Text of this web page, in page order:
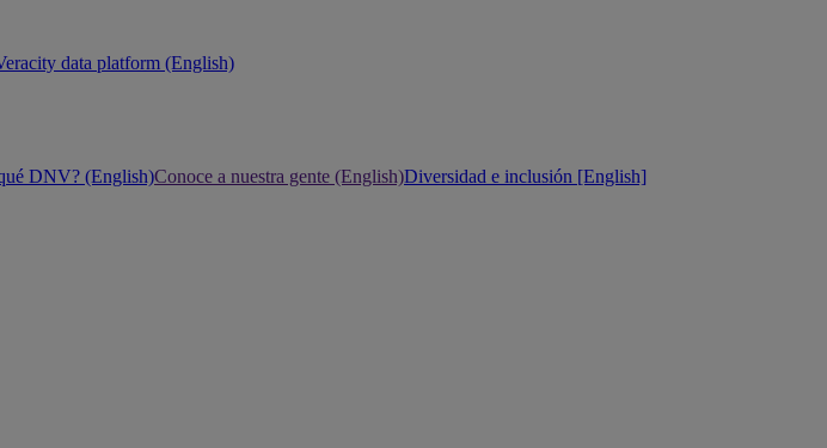
data platform (English)
DNV? (English)Conoce a nuestra gente (English)Diversidad e inclusión [English]